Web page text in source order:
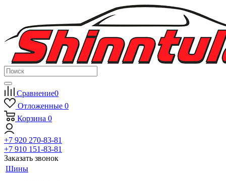
Сравнение0
Отложенные 0
Корзина 0
+7 920 270-83-81
+7 910 151-83-81
Заказать звонок
Шины